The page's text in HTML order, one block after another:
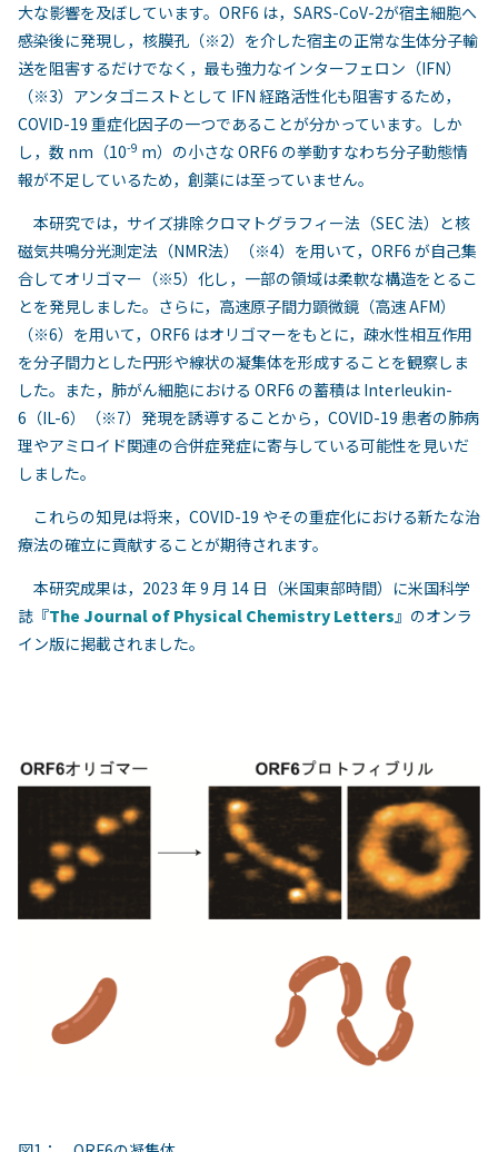
大な影響を及ぼしています。ORF6 は，SARS-CoV-2が宿主細胞へ
感染後に発現し，核膜孔（※2）を介した宿主の正常な生体分子輸
送を阻害するだけでなく，最も強力なインターフェロン（IFN）
（※3）アンタゴニストとして IFN 経路活性化も阻害するため，
COVID-19 重症化因子の一つであることが分かっています。しか
し，数 nm（10-9 m）の小さな ORF6 の挙動すなわち分子動態情
報が不足しているため，創薬には至っていません。
本研究では，サイズ排除クロマトグラフィー法（SEC 法）と核
磁気共鳴分光測定法（NMR法）（※4）を用いて，ORF6 が自己集
合してオリゴマー（※5）化し，一部の領域は柔軟な構造をとるこ
とを発見しました。さらに，高速原子間力顕微鏡（高速 AFM）
（※6）を用いて，ORF6 はオリゴマーをもとに，疎水性相互作用
を分子間力とした円形や線状の凝集体を形成することを観察しま
した。また，肺がん細胞における ORF6 の蓄積は Interleukin-
6（IL-6）（※7）発現を誘導することから，COVID-19 患者の肺病
理やアミロイド関連の合併症発症に寄与している可能性を見いだ
しました。
これらの知見は将来，COVID-19 やその重症化における新たな治
療法の確立に貢献することが期待されます。
本研究成果は，2023 年 9 月 14 日（米国東部時間）に米国科学
誌『The Journal of Physical Chemistry Letters』のオンラ
イン版に掲載されました。